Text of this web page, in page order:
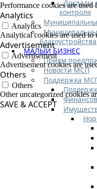
Доклады
контроля
благоустройства
МАЛЫЙ БИЗНЕС
Прием
Новости МСП
Поддержка
Performance cookies are
Analytics
Analytics
Analytical cookies are used
Advertisement
Advertisement
Advertisement cookies are
Others
Others
Other uncategorized cookies
SAVE & ACCEPT